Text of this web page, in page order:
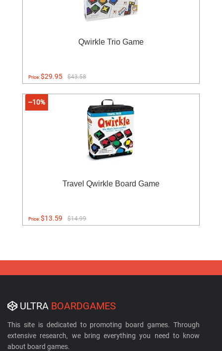
Qwirkle Trio Game
Price:$29.95 $43.58
--10%
Travel Qwirkle Board Game
Price:$13.59 $14.99
ULTRA BOARDGAMES
This site is dedicated to promoting board games. Through
extensive research, we bring everything you need to know
about board games.